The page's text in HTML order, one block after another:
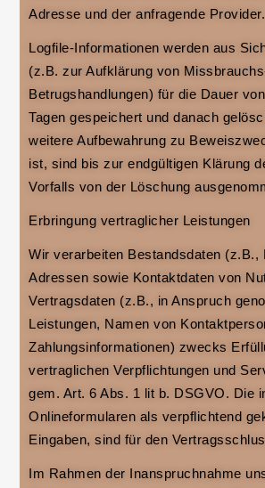
Adresse und der anfragende Provider.
Logfile-Informationen werden aus
(z.B. zur Aufklärung von
Betrugshandlungen) für die Dauer
Tagen gespeichert und danach
weitere Aufbewahrung zu
ist, sind bis zur endgültigen Klärung
Vorfalls von der Löschung
Erbringung vertraglicher Leistungen
Wir verarbeiten Bestandsdaten (z.B.,
Adressen sowie Kontaktdaten von
Vertragsdaten (z.B., in Anspruch
Leistungen, Namen von
Zahlungsinformationen) zwecks
vertraglichen Verpflichtungen und
gem. Art. 6 Abs. 1 lit b. DSGVO. Die
Onlineformularen als verpflichtend
Eingaben, sind für den
Im Rahmen der Inanspruchnahme